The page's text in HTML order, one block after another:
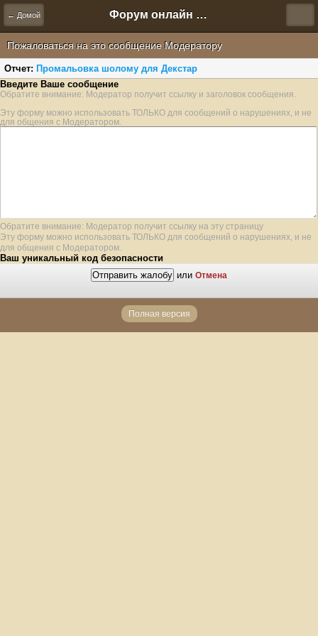
← Домой Форум онлайн игры "Новая Эра" (Нюра Биз)
Пожаловаться на это сообщение Модератору
Отчет: Промальовка шолому для Декстар
Введите Ваше сообщение
Обратите внимание: Модератор получит ссылку и заголовок сообщения.
Эту форму можно использовать ТОЛЬКО для сообщений о нарушениях, и не
для общения с Модератором.
Обратите внимание: Модератор получит ссылку на эту страницу
Эту форму можно использовать ТОЛЬКО для сообщений о нарушениях, и не
для общения с Модератором.
Ваш уникальный код безопасности
или Отмена
Полная версия